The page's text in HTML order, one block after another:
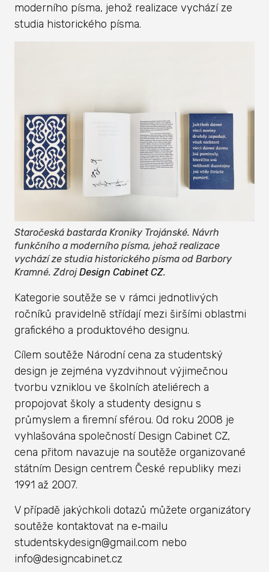
moderního písma, jehož realizace vychází ze
studia historického písma.
Staročeská bastarda Kroniky Trojánské. Návrh
funkčního a moderního písma, jehož realizace
vychází ze studia historického písma od Barbory
Kramné. ZdrojDesign Cabinet CZ.
Kategorie soutěže se v rámci jednotlivých
ročníků pravidelně střídají mezi širšími oblastmi
grafického a produktového designu.
Cílem soutěže Národní cena za studentský
design je zejména vyzdvihnout výjimečnou
tvorbu vzniklou ve školních ateliérech a
propojovat školy a studenty designu s
průmyslem a firemní sférou. Od roku 2008 je
vyhlašována společností Design Cabinet CZ,
cena přitom navazuje na soutěže organizované
státním Design centrem České republiky mezi
1991 až 2007.
V případě jakýchkoli dotazů můžete organizátory
soutěže kontaktovat na e‑mailu
studentskydesign@gmail.com nebo
info@designcabinet.cz